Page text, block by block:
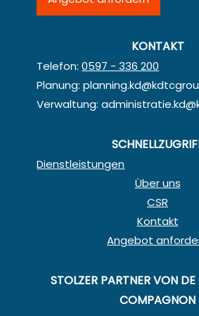
KONTAKT
Telefon:0597 - 336 200
Planung:
Verwaltung:
Dienstleistungen
Über uns
CSR
Kontakt
Angebot
STOLZER PARTNER VON
COMPAGNON